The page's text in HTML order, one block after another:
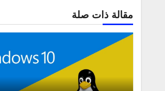
مقالة ذات صلة